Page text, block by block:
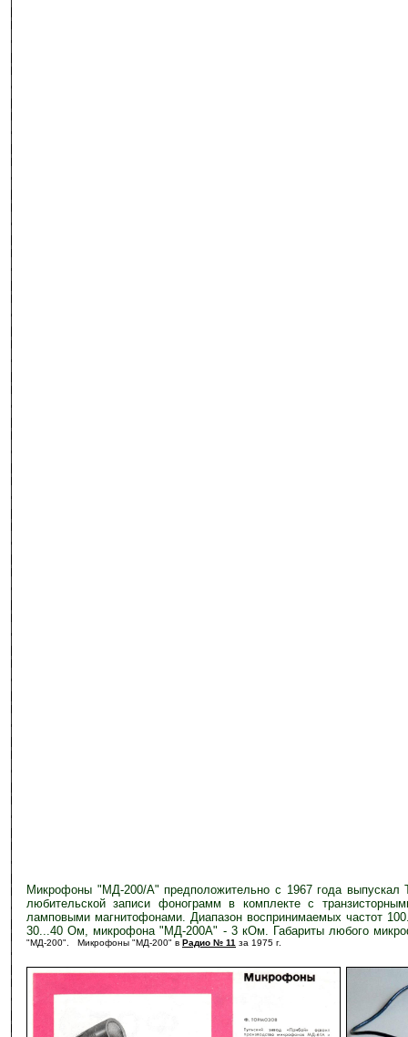
Микрофоны "МД-200/А" предположительно с 1967 года
любительской записи фонограмм в комплекте с
ламповыми магнитофонами. Диапазон воспринимаемых частот
30...40 Ом, микрофона "МД-200А" - 3 кОм. Габариты любого
"МД-200". Микрофоны "МД-200" в Радио № 11 за 1975 г.